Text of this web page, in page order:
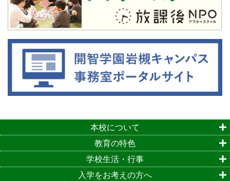
本校について
教育の特色
学校生活・行事
入学をお考えの方へ